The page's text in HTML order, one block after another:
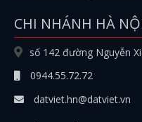
CHI NHÁNH HÀ
số 142 đường Nguyễn
0944.55.72.72
datviet.hn@datviet.vn